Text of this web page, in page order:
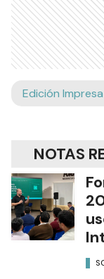
Edición Impresa
NOTAS